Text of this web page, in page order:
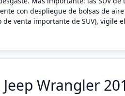
con despliegue de bolsas de
venta importante de SUV),
Wrangler